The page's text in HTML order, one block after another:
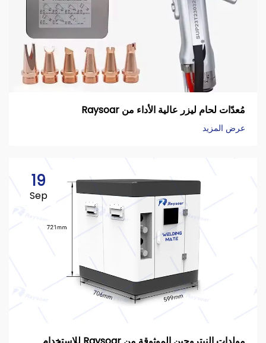
مُعدّات لحام ليزر عالية الأداء من Raysoar
عرض المزيد
19
Sep